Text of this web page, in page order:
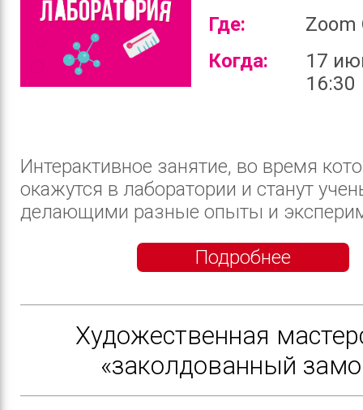
Где:
Zoom
Когда:
17
16:30
Интерактивное занятие, во время
окажутся в лаборатории и станут
делающими разные опыты и
Подробнее
Художественная
«заколдованный